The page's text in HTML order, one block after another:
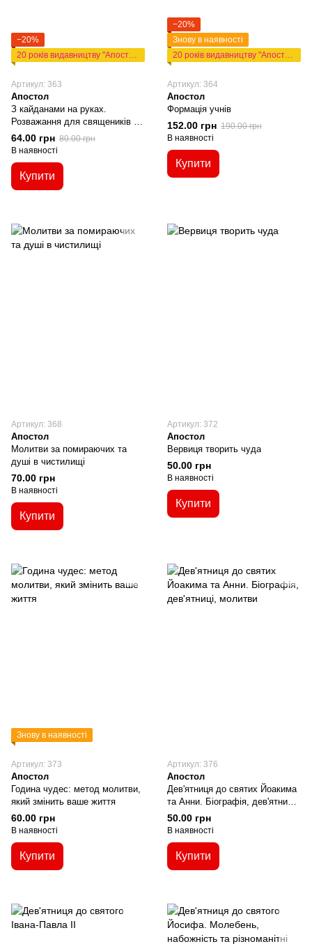
−20%
Артикул: 363
Апостол
З кайданами на руках.
Розважання для священиків та
богословів
64.00 грн 80.00 грн
В наявності
Купити
−20%
Знову в наявності
Артикул: 364
Апостол
Формація учнів
152.00 грн 190.00 грн
В наявності
Купити
Артикул: 368
Апостол
Молитви за помираючих та
душі в чистилищі
70.00 грн
В наявності
Купити
Артикул: 372
Апостол
Вервиця творить чуда
50.00 грн
В наявності
Купити
Знову в наявності
Артикул: 373
Апостол
Година чудес: метод молитви,
який змінить ваше життя
60.00 грн
В наявності
Купити
Артикул: 376
Апостол
Дев'ятниця до святих Йоакима
та Анни. Біографія, дев'ятниці,
молитви
50.00 грн
В наявності
Купити